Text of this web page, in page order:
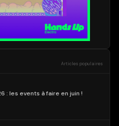
Articles populaires
: les events à faire en juin !